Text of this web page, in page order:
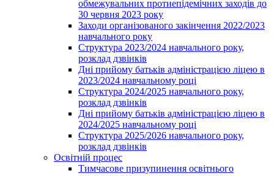
обмежувальних протиепідемічних заходів до
30 червня 2023 року
Заходи організованого закінчення 2022/2023
навчального року
Структура 2023/2024 навчального року,
розклад дзвінків
Дні прийому батьків адміністрацією ліцею в
2023/2024 навчальному році
Структура 2024/2025 навчального року,
розклад дзвінків
Дні прийому батьків адміністрацією ліцею в
2024/2025 навчальному році
Структура 2025/2026 навчального року,
розклад дзвінків
Освітній процес
Тимчасове призупинення освітнього